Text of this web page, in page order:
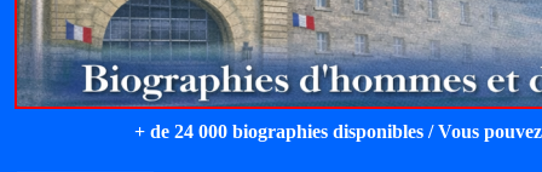
+ de 24 000 biographies disponibles / Vous